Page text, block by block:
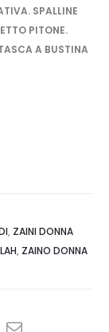
SPALLINE
PITONE.
A BUSTINA
, ZAINI DONNA
, ZAINO DONNA